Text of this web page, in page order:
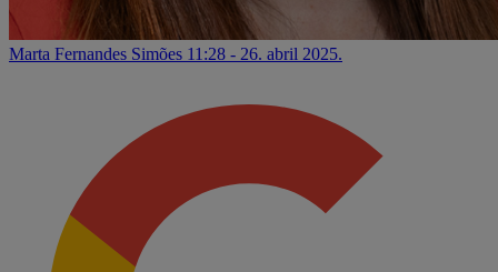
Marta Fernandes Simões 11:28 - 26. abril 2025.